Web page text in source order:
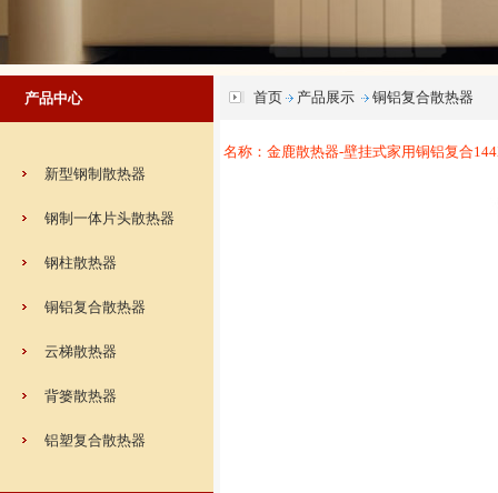
产品中心
新型钢制散热器
钢制一体片头散热器
钢柱散热器
铜铝复合散热器
云梯散热器
背篓散热器
铝塑复合散热器
首页 产品展示 铜铝复合散热器
名称：金鹿散热器-壁挂式家用铜铝复合